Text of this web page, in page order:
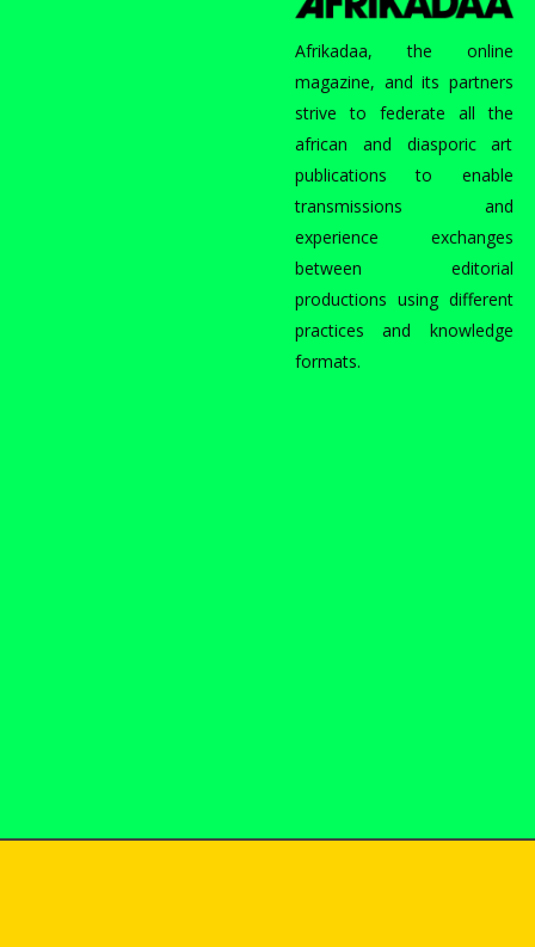
Afrikadaa, the online
magazine, and its partners
strive to federate all the
african and diasporic art
publications to enable
transmissions and
experience exchanges
between editorial
productions using different
practices and knowledge
formats.